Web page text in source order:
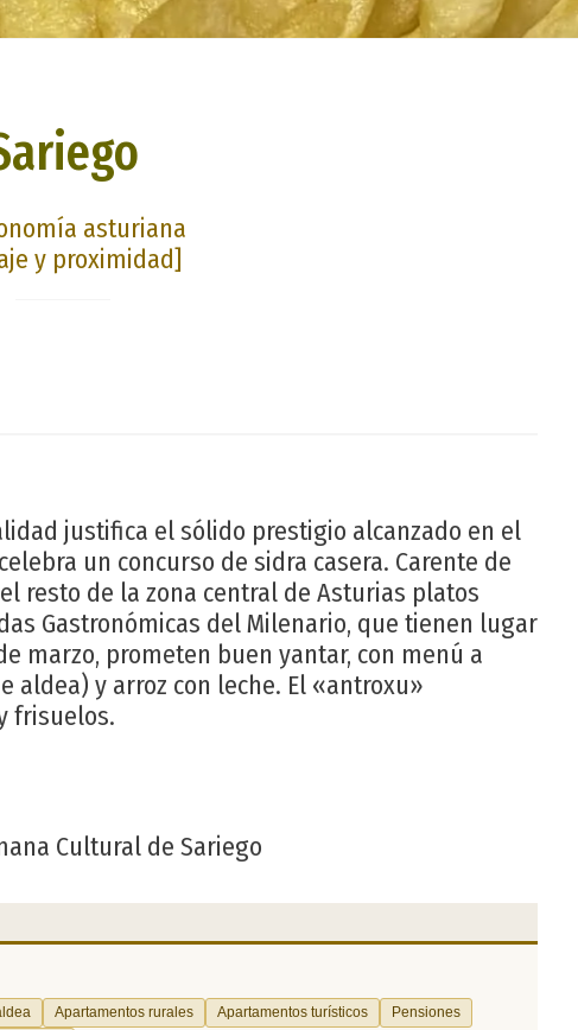
asturiana
y proximidad]
justifica el sólido prestigio alcanzado en el
un concurso de sidra casera. Carente de
resto de la zona central de Asturias platos
Gastronómicas del Milenario, que tienen lugar
marzo, prometen buen yantar, con menú a
aldea) y arroz con leche. El «antroxu»
frisuelos.
Cultural de Sariego